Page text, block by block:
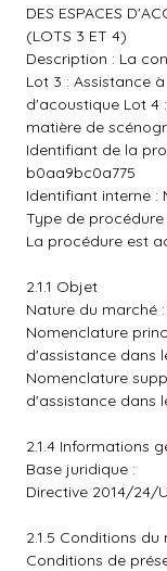
DES ESPACES
(LOTS 3 ET 4)
Description : La
Lot 3 : Assistance
d'acoustique Lot 4
matière de
Identifiant de la
b0aa9bc0a775
Identifiant interne :
Type de procédure
La procédure est
2.1.1 Objet
Nature du marché
Nomenclature
d'assistance dans
Nomenclature
d'assistance dans
2.1.4 Informations
Base juridique :
Directive 2014/24/
2.1.5 Conditions
Conditions de